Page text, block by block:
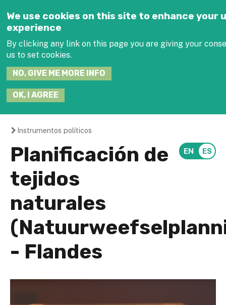
We use cookies on this site to enhance your
experience
By clicking any link on this page you are giving your
us to set cookies.
NO, GIVE ME MORE INFO
OK, I AGREE
THIS
You
are
here
Instrumentos políticos
Planificación de
tejidos
naturales
- Flandes